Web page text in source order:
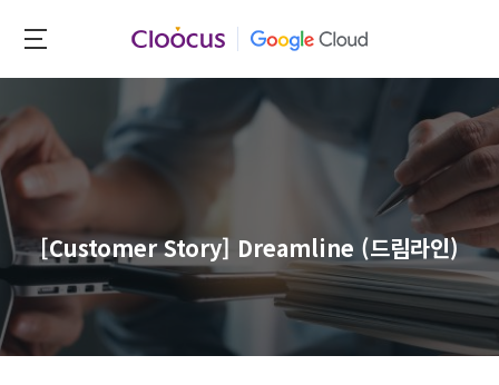
main
content
루
커
스
[Customer Story] Dreamline (드림라인)